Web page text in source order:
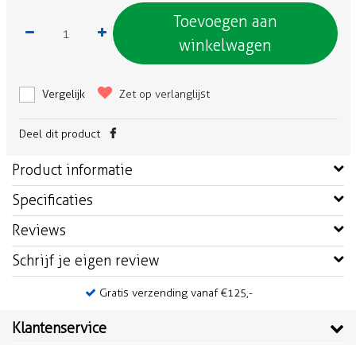
Toevoegen aan
winkelwagen
Vergelijk Zet op verlanglijst
Deel dit product
Product informatie
Specificaties
Reviews
Schrijf je eigen review
Gratis verzending vanaf €125,-
Klantenservice